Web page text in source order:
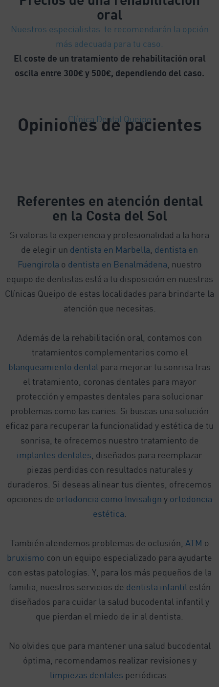
oral
Nuestros especialistas te recomendarán la opción
más adecuada para tu caso.
El coste de un tratamiento de rehabilitación oral
oscila entre 300€ y 500€, dependiendo del caso.
Clínica Dental Queipo
Opiniones de pacientes
Referentes en atención dental
en la Costa del Sol
Si valoras la experiencia y profesionalidad a la hora
de elegir un dentista en Marbella dentista en
Fuengirola o dentista en Benalmádena , nuestro
equipo de dentistas está a tu disposición en nuestras
Clínicas Queipo de estas localidades para brindarte la
atención que necesitas.
Además de la rehabilitación oral, contamos con
tratamientos complementarios como el
blanqueamiento dental para mejorar tu sonrisa tras
el tratamiento, coronas dentales para mayor
protección y empastes dentales para solucionar
problemas como las caries. Si buscas una solución
eficaz para recuperar la funcionalidad y estética de tu
sonrisa, te ofrecemos nuestro tratamiento de
implantes dentales , diseñados para reemplazar
piezas perdidas con resultados naturales y
duraderos. Si deseas alinear tus dientes, ofrecemos
opciones de ortodoncia como Invisalign y ortodoncia
estética
También atendemos problemas de oclusión, ATM o
bruxismo con un equipo especializado para ayudarte
con estas patologías. Y, para los más pequeños de la
familia, nuestros servicios de dentista infantil están
diseñados para cuidar la salud bucodental infantil y
que pierdan el miedo de ir al dentista.
No olvides que para mantener una salud bucodental
óptima, recomendamos realizar revisiones y
limpiezas dentales periódicas.